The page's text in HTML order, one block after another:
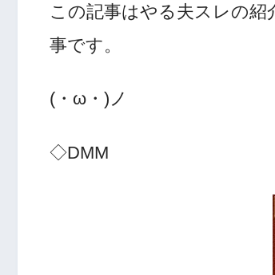
この記事はやる夫スレの
事です。
(・ω・)ノ
◇DMM